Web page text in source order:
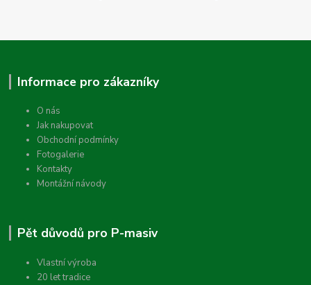
Informace pro zákazníky
O nás
Jak nakupovat
Obchodní podmínky
Fotogalerie
Kontakty
Montážní návody
Pět důvodů pro P-masiv
Vlastní výroba
20 let tradice